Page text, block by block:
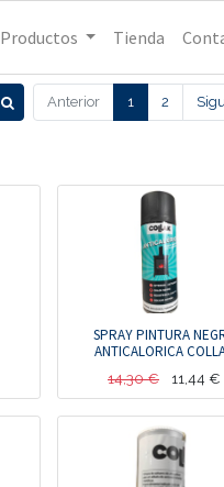
Productos Tienda
Anterior 1 2
SPRAY PINTURA
ANTICALORICA
14,30€ 11,44 €